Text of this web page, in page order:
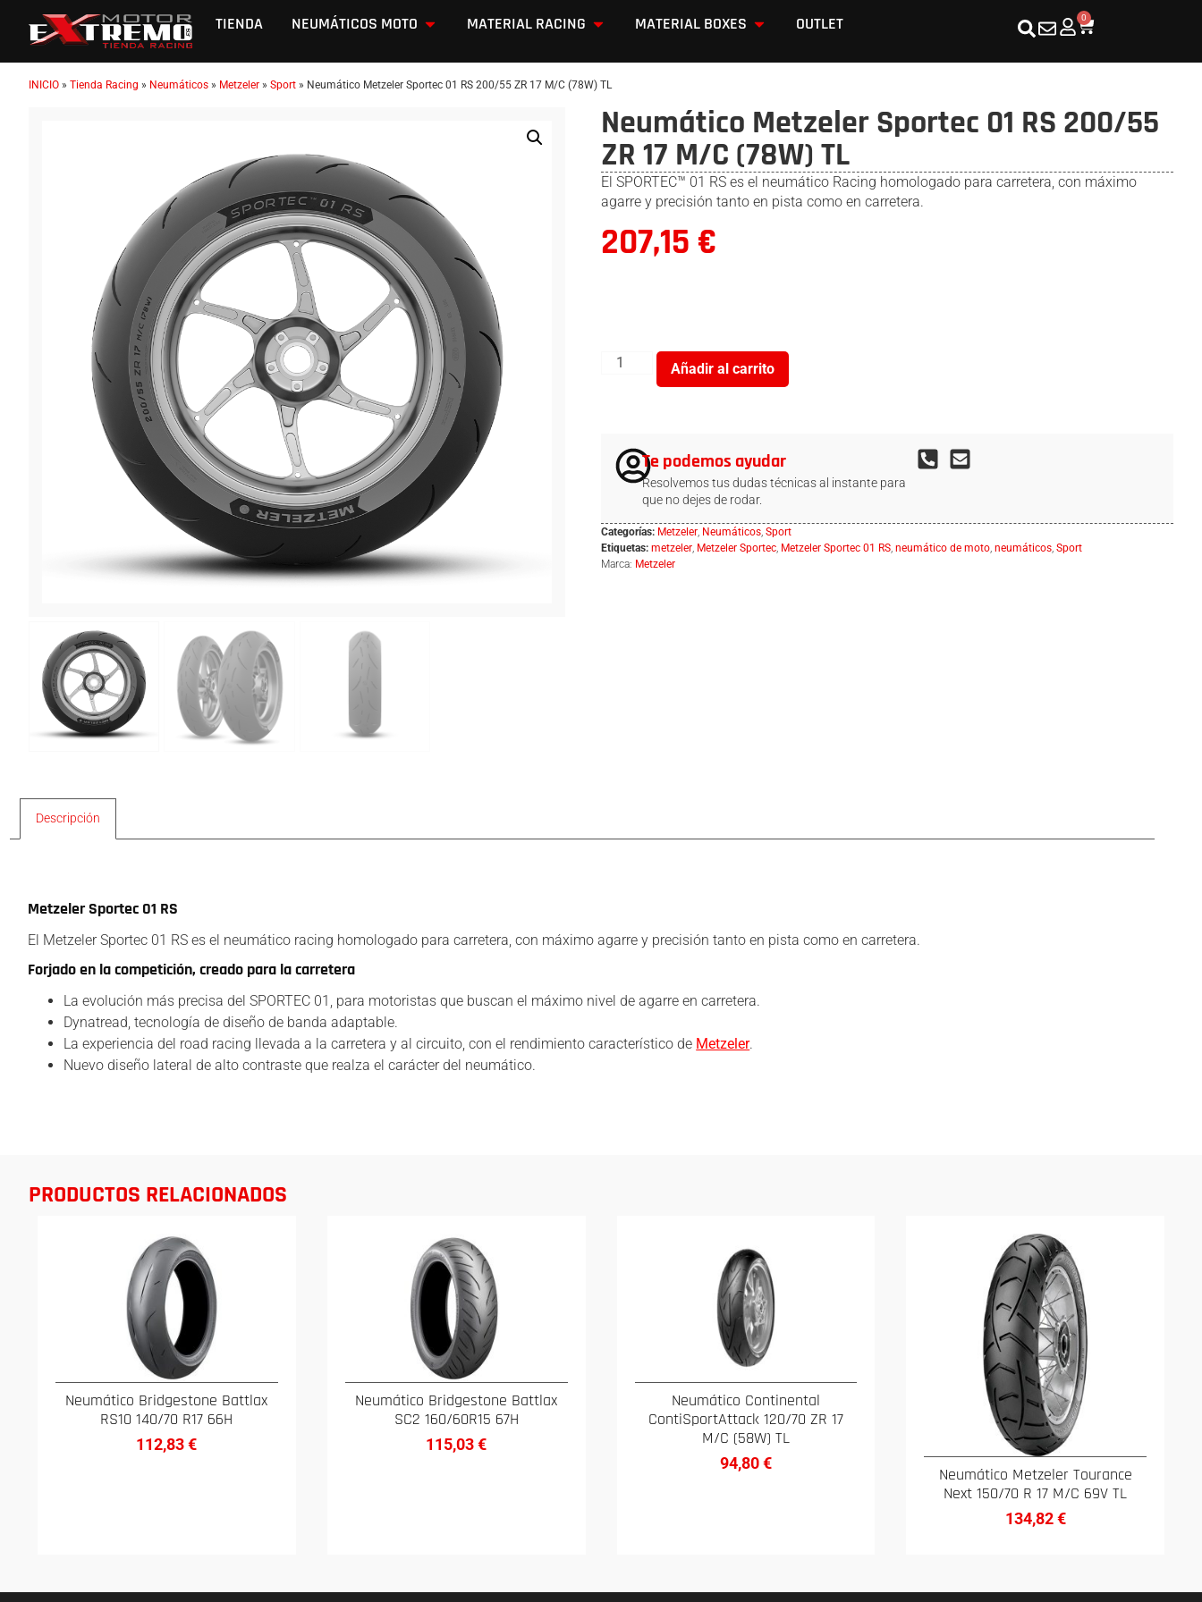
TIENDA NEUMÁTICOS MOTO MATERIAL RACING MATERIAL BOXES OUTLET 0
INICIO » Tienda Racing » Neumáticos » Metzeler » Sport » Neumático Metzeler Sportec 01 RS 200/55 ZR 17 M/C (78W) TL
Neumático Metzeler Sportec 01 RS 200/55
ZR 17 M/C (78W) TL
El SPORTEC™ 01 RS es el neumático Racing homologado para carretera, con máximo
agarre y precisión tanto en pista como en carretera.
207,15 €
Añadir al carrito
Te podemos ayudar
Resolvemos tus dudas técnicas al instante para
que no dejes de rodar.
Categorías: Metzeler, Neumáticos, Sport
Etiquetas: metzeler, Metzeler Sportec, Metzeler Sportec 01 RS, neumático de moto, neumáticos, Sport
Marca: Metzeler
Descripción
Metzeler Sportec 01 RS
El Metzeler Sportec 01 RS es el neumático racing homologado para carretera, con máximo agarre y precisión tanto en pista como en carretera.
Forjado en la competición, creado para la carretera
La evolución más precisa del SPORTEC 01, para motoristas que buscan el máximo nivel de agarre en carretera.
Dynatread, tecnología de diseño de banda adaptable.
La experiencia del road racing llevada a la carretera y al circuito, con el rendimiento característico de Metzeler.
Nuevo diseño lateral de alto contraste que realza el carácter del neumático.
PRODUCTOS RELACIONADOS
Neumático Bridgestone Battlax
RS10 140/70 R17 66H
112,83€
Neumático Bridgestone Battlax
SC2 160/60R15 67H
115,03€
Neumático Continental
ContiSportAttack 120/70 ZR 17
M/C (58W) TL
94,80€
Neumático Metzeler Tourance
Next 150/70 R 17 M/C 69V TL
134,82€